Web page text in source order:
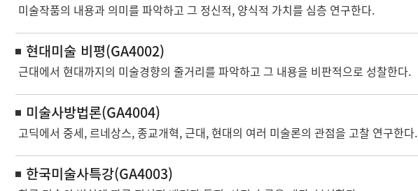
미술작품의 내용과 의미를 파악하고 그 정신적, 양식적 가치를 심층 연구한다.
현대미술 비평(GA4002)
근대에서 현대까지의 미술경향의 줄거리를 파악하고 그 내용을 비판적으로 성찰한다.
미술사방법론(GA4004)
고딕에서 중세, 르네상스, 종교개혁, 근대, 현대의 여러 미술론의 관점을 고찰 연구한다.
한국미술사특강(GA4003)